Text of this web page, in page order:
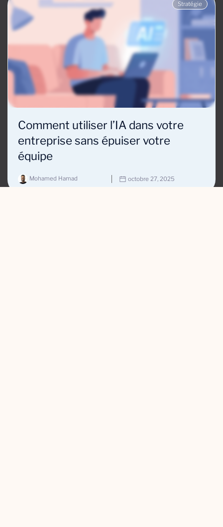
Stratégie
Comment utiliser l’IA dans votre
entreprise sans épuiser votre
équipe
Mohamed Hamad octobre 27, 2025